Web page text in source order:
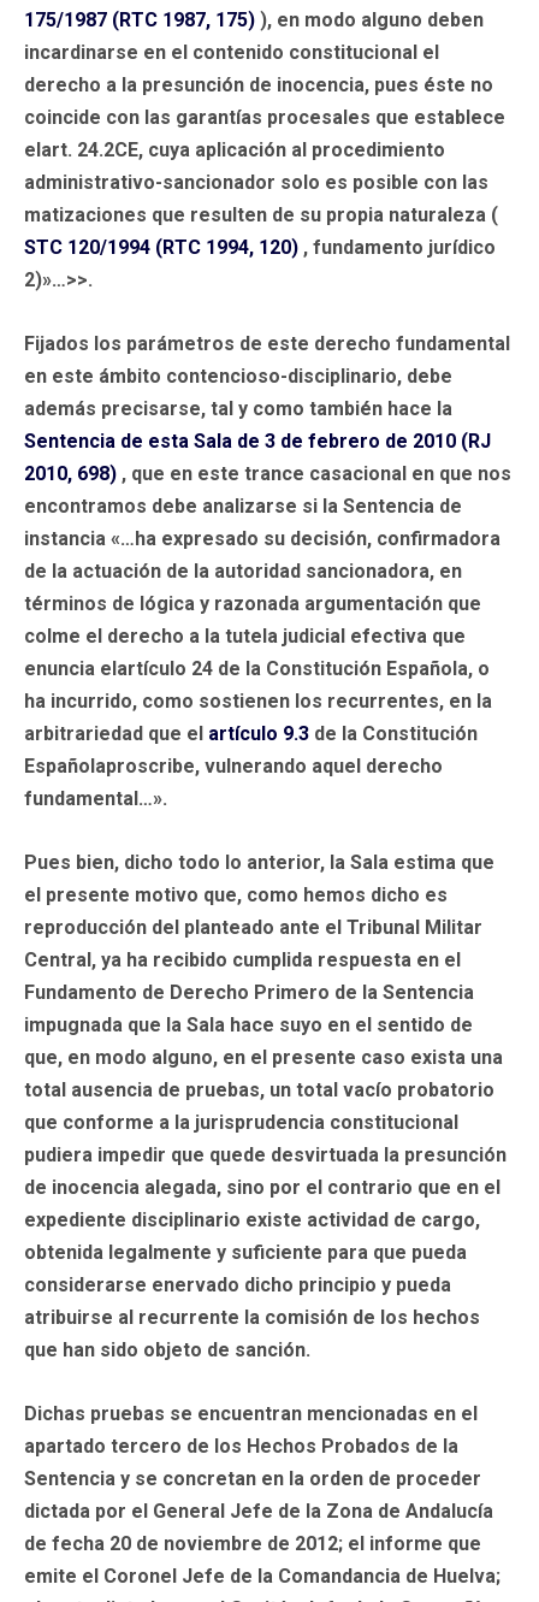
175/1987 (RTC 1987, 175) ), en modo alguno deben
incardinarse en el contenido constitucional el
derecho a la presunción de inocencia, pues éste no
coincide con las garantías procesales que establece
elart. 24.2CE, cuya aplicación al procedimiento
administrativo-sancionador solo es posible con las
matizaciones que resulten de su propia naturaleza (
STC 120/1994 (RTC 1994, 120) , fundamento jurídico
2)»…>>.
Fijados los parámetros de este derecho fundamental
en este ámbito contencioso-disciplinario, debe
además precisarse, tal y como también hace la
Sentencia de esta Sala de 3 de febrero de 2010 (RJ
2010, 698) , que en este trance casacional en que nos
encontramos debe analizarse si la Sentencia de
instancia «…ha expresado su decisión, confirmadora
de la actuación de la autoridad sancionadora, en
términos de lógica y razonada argumentación que
colme el derecho a la tutela judicial efectiva que
enuncia elartículo 24 de la Constitución Española, o
ha incurrido, como sostienen los recurrentes, en la
arbitrariedad que el artículo 9.3 de la Constitución
Españolaproscribe, vulnerando aquel derecho
fundamental…».
Pues bien, dicho todo lo anterior, la Sala estima que
el presente motivo que, como hemos dicho es
reproducción del planteado ante el Tribunal Militar
Central, ya ha recibido cumplida respuesta en el
Fundamento de Derecho Primero de la Sentencia
impugnada que la Sala hace suyo en el sentido de
que, en modo alguno, en el presente caso exista una
total ausencia de pruebas, un total vacío probatorio
que conforme a la jurisprudencia constitucional
pudiera impedir que quede desvirtuada la presunción
de inocencia alegada, sino por el contrario que en el
expediente disciplinario existe actividad de cargo,
obtenida legalmente y suficiente para que pueda
considerarse enervado dicho principio y pueda
atribuirse al recurrente la comisión de los hechos
que han sido objeto de sanción.
Dichas pruebas se encuentran mencionadas en el
apartado tercero de los Hechos Probados de la
Sentencia y se concretan en la orden de proceder
dictada por el General Jefe de la Zona de Andalucía
de fecha 20 de noviembre de 2012; el informe que
emite el Coronel Jefe de la Comandancia de Huelva;